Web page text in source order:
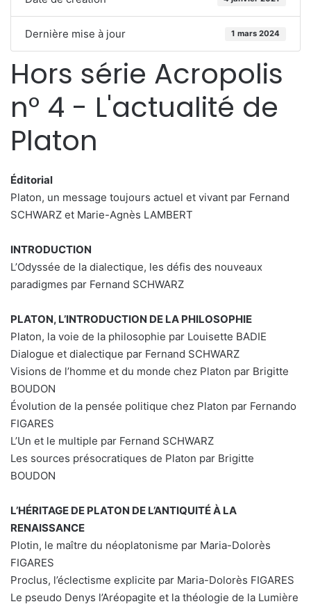
Dernière mise à jour 1 mars 2024
Hors série Acropolis
n° 4 - L'actualité de
Platon
Éditorial
Platon, un message toujours actuel et vivant par Fernand
SCHWARZ et Marie-Agnès LAMBERT
INTRODUCTION
L’Odyssée de la dialectique, les défis des nouveaux
paradigmes par Fernand SCHWARZ
PLATON, L’INTRODUCTION DE LA PHILOSOPHIE
Platon, la voie de la philosophie par Louisette BADIE
Dialogue et dialectique par Fernand SCHWARZ
Visions de l’homme et du monde chez Platon par Brigitte
BOUDON
Évolution de la pensée politique chez Platon par Fernando
FIGARES
L’Un et le multiple par Fernand SCHWARZ
Les sources présocratiques de Platon par Brigitte
BOUDON
L’HÉRITAGE DE PLATON DE L’ANTIQUITÉ À LA
RENAISSANCE
Plotin, le maître du néoplatonisme par Maria-Dolorès
FIGARES
Proclus, l’éclectisme explicite par Maria-Dolorès FIGARES
Le pseudo Denys l’Aréopagite et la théologie de la Lumière